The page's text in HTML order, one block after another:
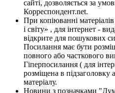
сайті, дозволяється за
Корреспондент.net.
При копіюванні
і світу» , для інтернет -
відкрите для пошукових
Посилання має бути
повного або часткового
Гіперпосилання ( для
розміщена в підзаголовку
матеріалу.
Новини з позначками